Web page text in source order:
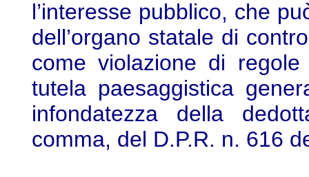
l’interesse pubblico, che
dell’organo statale di
come violazione di
tutela paesaggistica
infondatezza della
comma, del D.P.R. n. 616